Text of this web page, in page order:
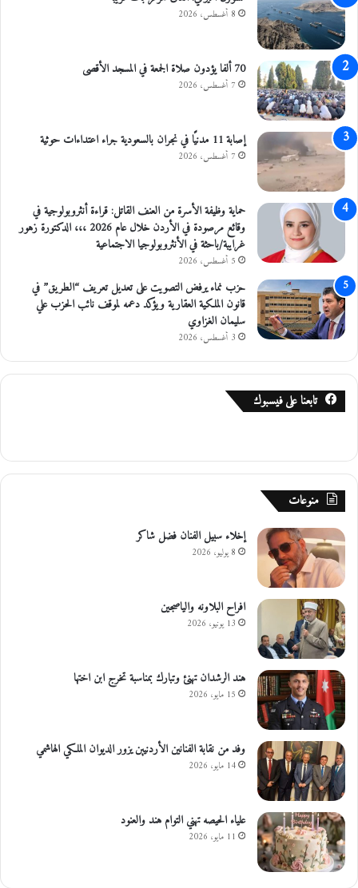
و
ا
ق
ع
ا
ل
م
ا
ئ
أ
غ
و
ا
ر
ا
ل
ش
م
ل
ي
ة
8 أغسطس، 2026
70 ألفا يؤدون صلاة الجمعة في المسجد الأقصى
7 أغسطس، 2026
إصابة 11 مدنيًا في نجران بالسعودية جراء اعتداءات حوثية
7 أغسطس، 2026
حماية وظيفة الأسرة من العنف القاتل: قراءة أنثروبولوجية في
وقائع مرصودة في الأردن خلال عام 2026 ،،، الدكتورة زهور
غرايبة/باحثة في الأنثروبولوجيا الاجتماعية
5 أغسطس، 2026
حزب نماء يرفض التصويت على تعديل تعريف “الطريق” في
قانون الملكية العقارية ويؤكد دعمه لموقف نائب الحزب علي
سليمان الغزاوي
3 أغسطس، 2026
تابعنا على فيسبوك
منوعات
إخلاء سبيل الفنان فضل شاكر
8 يوليو، 2026
افراح البلاونه والياصجين
13 يونيو، 2026
هند الرشدان تهنئ وتبارك بمناسبة تخرج ابن اختها
15 مايو، 2026
وفد من نقابة الفنانين الأردنيين يزور الديوان الملكي الهاشمي
14 مايو، 2026
علياء الحيصه تهني التوام هند والعنود
11 مايو، 2026